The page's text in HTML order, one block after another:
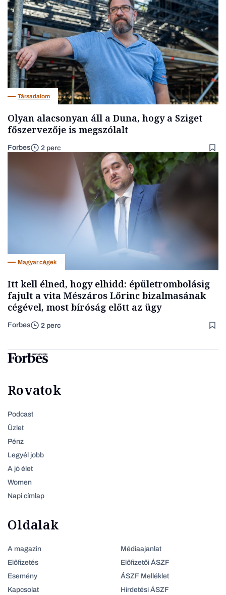
Társadalom
Olyan alacsonyan áll a Duna, hogy a Sziget
főszervezője is megszólalt
Forbes 2 perc
Magyar cégek
Itt kell élned, hogy elhidd: épületrombolásig
fajult a vita Mészáros Lőrinc bizalmasának
cégével, most bíróság előtt az ügy
Forbes 2 perc
Rovatok
Podcast
Üzlet
Pénz
Legyél jobb
A jó élet
Women
Napi címlap
Oldalak
A magazin
Előfizetés
Esemény
Kapcsolat
Médiaajanlat
Előfizetői ÁSZF
ÁSZF Melléklet
Hirdetési ÁSZF